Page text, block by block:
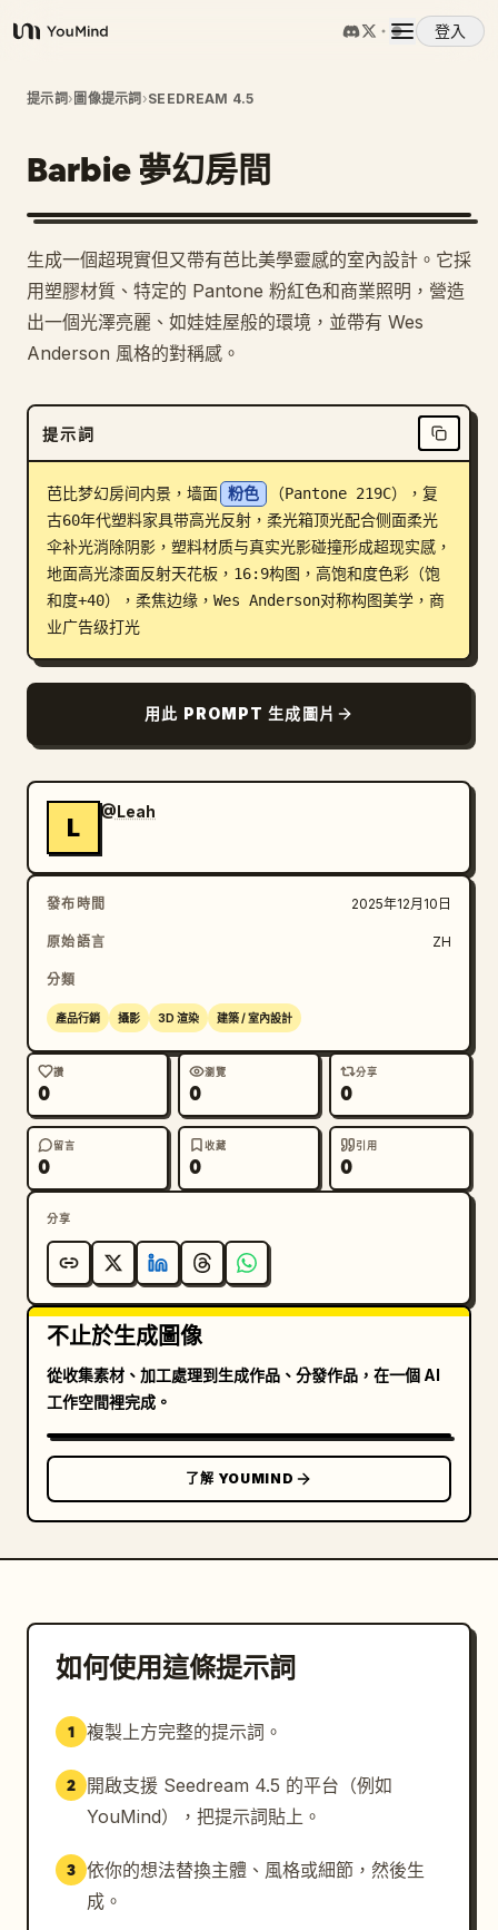
YouMind
登入
概覽
使用案例
提示詞
下載
部落格
更新
提示詞› 圖像提示詞 ›SEEDREAM 4.5
Barbie 夢幻房間
生成一個超現實但又帶有芭比美學靈感的室內設計。它採
用塑膠材質、特定的 Pantone 粉紅色和商業照明，營造
出一個光澤亮麗、如娃娃屋般的環境，並帶有 Wes
Anderson 風格的對稱感。
提示詞
芭比梦幻房间内景，墙面 粉色
（Pantone 219C），复
古60年代塑料家具带高光反射，柔光箱顶光配合侧面柔光
伞补光消除阴影，塑料材质与真实光影碰撞形成超现实感，
地面高光漆面反射天花板，16:9构图，高饱和度色彩（饱
和度+40），柔焦边缘，Wes Anderson对称构图美学，商
业广告级打光
用此 PROMPT 生成圖片
L
@Leah
發布時間 2025年12月10日
原始語言 ZH
分類
產品行銷 攝影 3D 渲染 建築 / 室內設計
讚
0
瀏覽
0
分享
0
留言
0
收藏
0
引用
0
分享
不止於生成圖像
從收集素材、加工處理到生成作品、分發作品，在一個 AI
工作空間裡完成。
了解 YOUMIND
如何使用這條提示詞
1 複製上方完整的提示詞。
2
開啟支援 Seedream 4.5 的平台（例如
YouMind），把提示詞貼上。
3 依你的想法替換主體、風格或細節，然後生
成。